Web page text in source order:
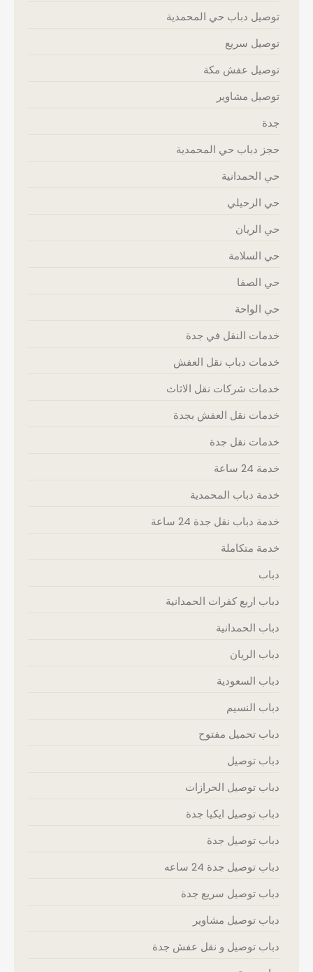
توصيل دباب حي المحمدية
توصيل سريع
توصيل عفش مكة
توصيل مشاوير
جدة
حجز دباب حي المحمدية
حي الحمدانية
حي الرحيلي
حي الريان
حي السلامة
حي الصفا
حي الواحة
خدمات النقل في جدة
خدمات دباب نقل العفش
خدمات شركات نقل الاثاث
خدمات نقل العفش بجدة
خدمات نقل جدة
خدمة 24 ساعة
خدمة دباب المحمدية
خدمة دباب نقل جدة 24 ساعة
خدمة متكاملة
دباب
دباب اربع كفرات الحمدانية
دباب الحمدانية
دباب الريان
دباب السعودية
دباب النسيم
دباب تحميل مفتوح
دباب توصيل
دباب توصيل الحرازات
دباب توصيل ايكيا جدة
دباب توصيل جدة
دباب توصيل جدة 24 ساعه
دباب توصيل سريع جدة
دباب توصيل مشاوير
دباب توصيل و نقل عفش جدة